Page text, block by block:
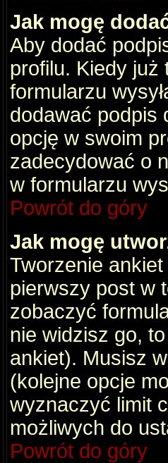
Jak mogę
Aby dodać
profilu. Kiedy
formularzu
dodawać podpis
opcję w swoim
zadecydować o
w formularzu
Powrót do góry
Jak mogę
Tworzenie
pierwszy post w
zobaczyć
nie widzisz go,
ankiet). Musisz
(kolejne opcje
wyznaczyć limit
możliwych do
Powrót do góry